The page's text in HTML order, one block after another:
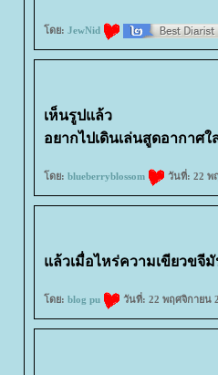
ดย: JewNid
เห็นรูปแล้ว
อยากไปเดินเล่นสูดอากาศ
ดย: blueberryblossom วันที่: 22 พ
ล้วเมื่อไหร่ความเขียวขจี
ดย: blog pu วันที่: 22 พฤศจิกายน